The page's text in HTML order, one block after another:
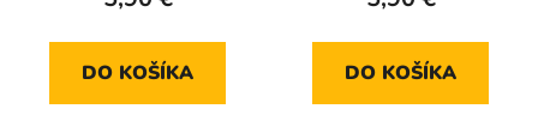
DO KOŠÍKA DO KOŠÍKA